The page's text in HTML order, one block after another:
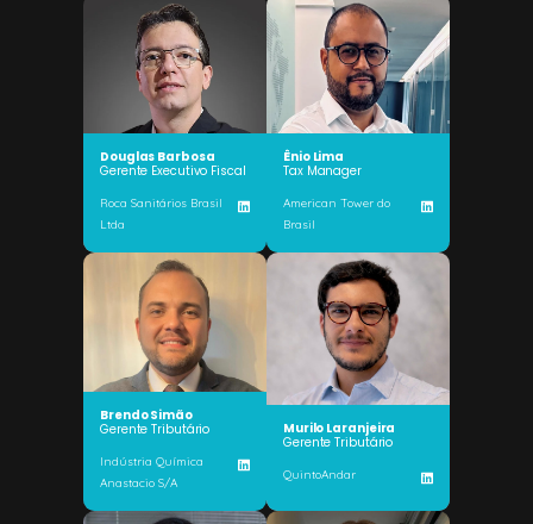
Douglas Barbosa
Gerente Executivo Fiscal
Roca Sanitários Brasil
Ltda
Ênio Lima
Tax Manager
American Tower do
Brasil
Brendo Simão
Gerente Tributário
Indústria Química
Anastacio S/A
Murilo Laranjeira
Gerente Tributário
QuintoAndar